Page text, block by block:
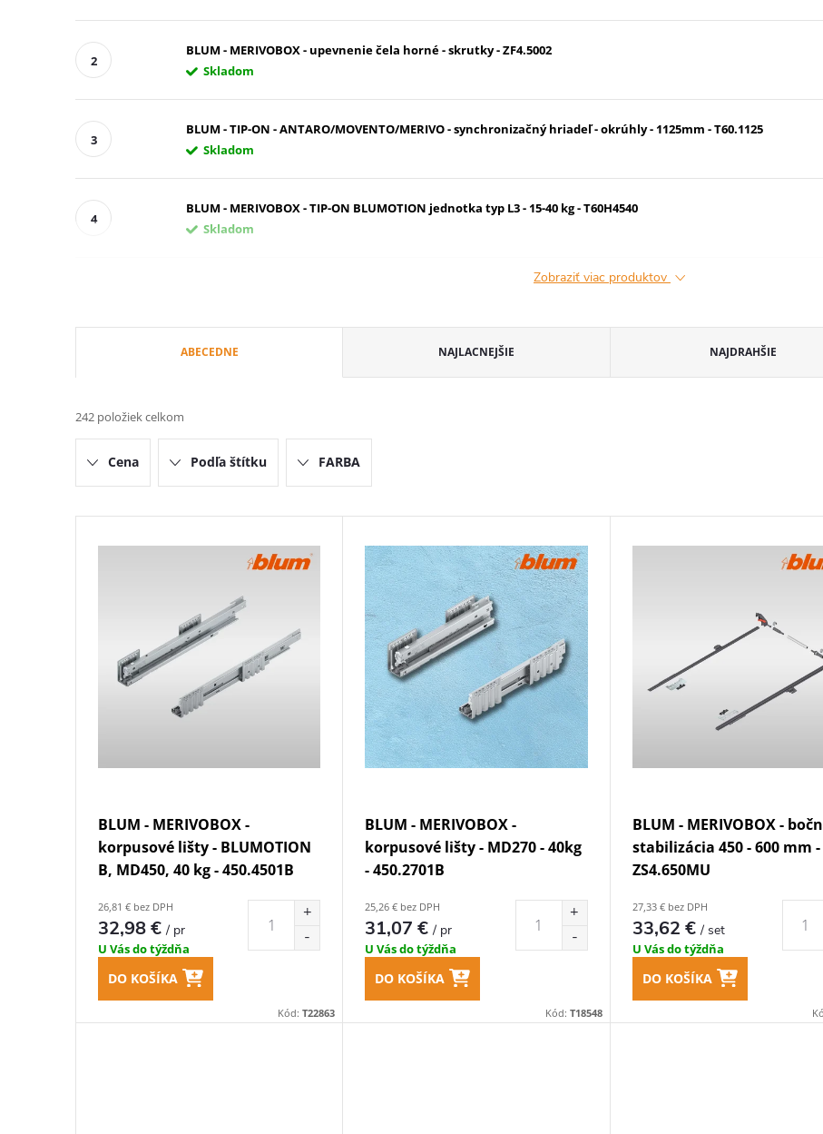
BLUM - MERIVOBOX - upevnenie čela horné - skrutky - ZF4.5002
Skladom
BLUM - TIP-ON - ANTARO/MOVENTO/MERIVO - synchronizačný hriadeľ - okrúhly - 1125mm - T60.1125
Skladom
BLUM - MERIVOBOX - TIP-ON BLUMOTION jednotka typ L3 - 15-40 kg - T60H4540
Skladom
Zobraziť viac produktov
a
d
e
n
v
ABECEDNE NAJLACNEJŠIE NAJDRAHŠIE
242 položiek celkom
Cena Podľa štítku FARBA
V
t
BLUM - MERIVOBOX -
korpusové lišty - BLUMOTION
B, MD450, 40 kg - 450.4501B
26,81 € bez DPH
32,98 €/ pr
U Vás do týždňa
DO KOŠÍKA
Kód:T22863
BLUM - MERIVOBOX -
korpusové lišty - MD270 - 40kg
- 450.2701B
25,26 € bez DPH
31,07 €/ pr
U Vás do týždňa
DO KOŠÍKA
Kód: T18548
BLUM - MERIVOBOX -
stabilizácia 450 - 600 mm -
ZS4.650MU
27,33 € bez DPH
33,62 €/ set
U Vás do týždňa
DO KOŠÍKA